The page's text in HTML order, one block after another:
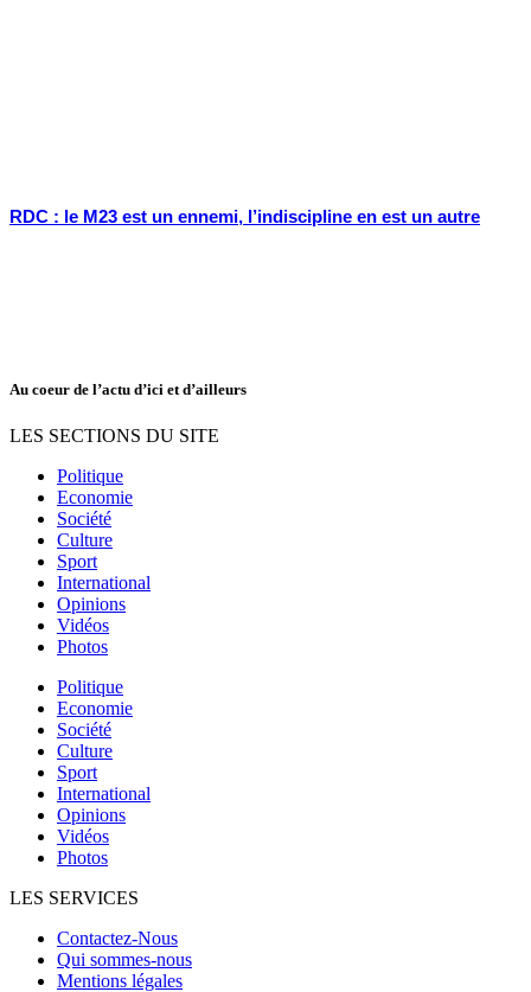
RDC : le M23 est un ennemi, l’indiscipline en est un autre
Au coeur de l’actu d’ici et d’ailleurs
LES SECTIONS DU SITE
Politique
Economie
Société
Culture
Sport
International
Opinions
Vidéos
Photos
Politique
Economie
Société
Culture
Sport
International
Opinions
Vidéos
Photos
LES SERVICES
Contactez-Nous
Qui sommes-nous
Mentions légales